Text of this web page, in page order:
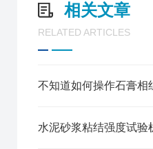
相关文章
RELATED ARTICLES